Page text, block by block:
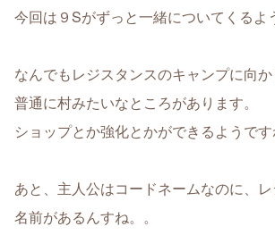
今回は９Sがずっと一緒についてくるよ
なんでもレジスタンスのキャンプに向か
普通に村みたいなところがあります。
ショップとか強化とかができるようです
あと、主人公はコードネームなのに、
名前があるんすね。。